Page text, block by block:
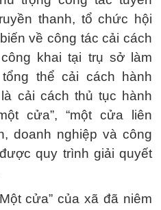
thanh, tổ chức hội
về công tác cải cách
khai tại trụ sở làm
thể cải cách hành
cải cách thủ tục hành
cửa”, “một cửa liên
doanh nghiệp và công
quy trình giải quyết
cửa” của xã đã niêm